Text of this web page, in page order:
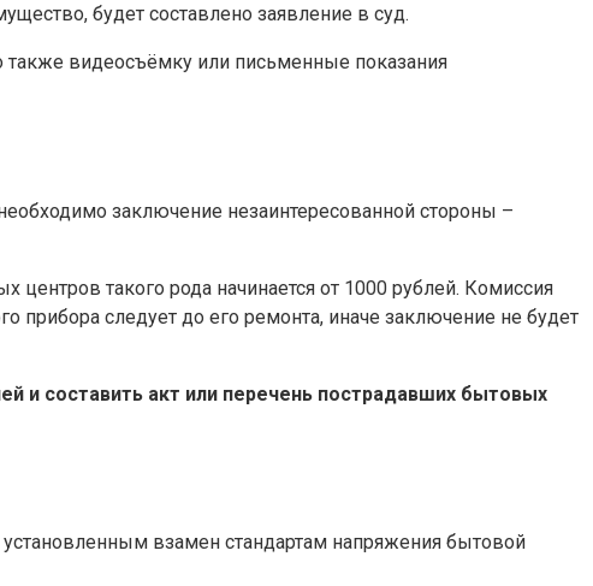
будет составлено заявление в суд.
видеосъёмку или письменные показания
заключение незаинтересованной стороны –
такого рода начинается от 1000 рублей. Комиссия
прибора следует до его ремонта, иначе заключение не будет
и составить акт или перечень пострадавших бытовых
взамен стандартам напряжения бытовой